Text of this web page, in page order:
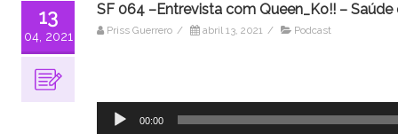
13
04, 2021
SF 064 –Entrevista com Queen_Ko!! – Saúde
Priss Guerrero / abril 13, 2021 / Podcast
áudio
00:00